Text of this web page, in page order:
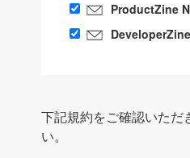
ProductZine
下記規約をご確認いただ
い。